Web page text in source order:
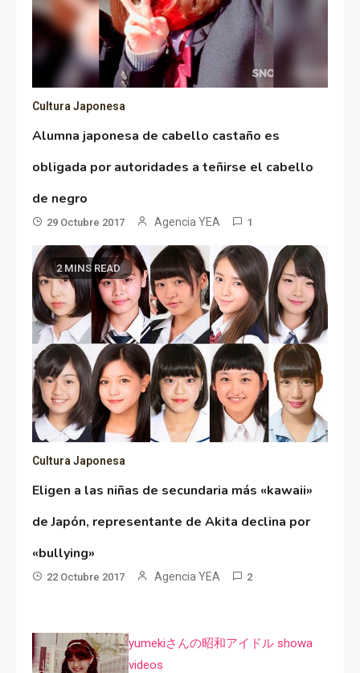
Cultura Japonesa
Alumna japonesa de cabello castaño es
obligada por autoridades a teñirse el cabello
de negro
29 Octubre 2017 Agencia YEA 1
2 MINS READ
Cultura Japonesa
Eligen a las niñas de secundaria más «kawaii»
de Japón, representante de Akita declina por
«bullying»
22 Octubre 2017 Agencia YEA 2
yumekiさんの昭和アイドル showa
videos